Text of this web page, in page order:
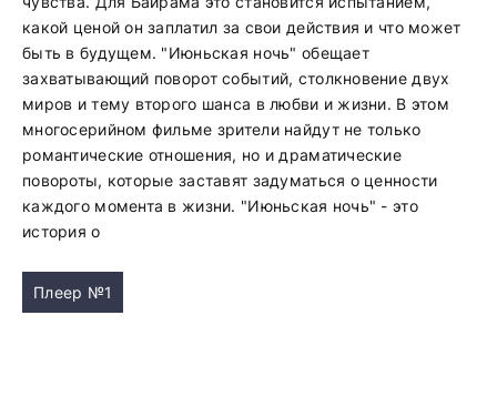
какой ценой он заплатил за свои действия и что может
быть в будущем. "Июньская ночь" обещает
захватывающий поворот событий, столкновение двух
миров и тему второго шанса в любви и жизни. В этом
многосерийном фильме зрители найдут не только
романтические отношения, но и драматические
повороты, которые заставят задуматься о ценности
каждого момента в жизни. "Июньская ночь" - это
история о
Плеер №1